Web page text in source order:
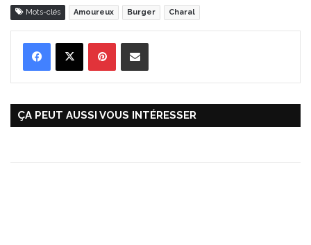
Mots-clés Amoureux Burger Charal
ÇA PEUT AUSSI VOUS INTÉRESSER